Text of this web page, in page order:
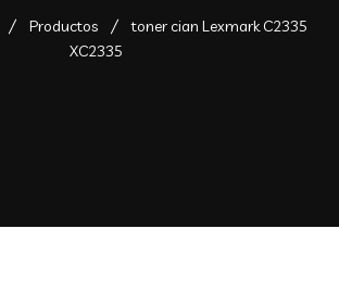
Productos
toner cian Lexmark C2335
XC2335